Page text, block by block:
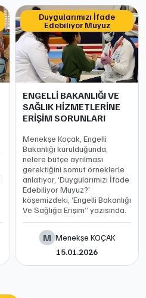
Duygularımızı İfade
Edebiliyor Muyuz
ENGELLİ BAKANLIĞI VE
SAĞLIK HİZMETLERİNE
ERİŞİM SORUNLARI
Menekşe Koçak, Engelli
Bakanlığı kurulduğunda,
nelere bütçe ayrılması
gerektiğini somut örneklerle
anlatıyor, ‘Duygularımızı İfade
Edebiliyor Muyuz?’
köşemizdeki, ‘Engelli Bakanlığı
Ve Sağlığa Erişim’’ yazısında.
M Menekşe KOÇAK
15.01.2026